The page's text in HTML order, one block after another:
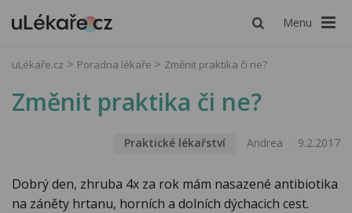
Menu
uLékaře.cz Poradna lékaře Změnit praktika či ne?
Změnit praktika či ne?
Praktické lékařství Andrea 9.2.2017
Dobrý den, zhruba 4x za rok mám nasazené antibiotika
na záněty hrtanu, horních a dolních dýchacich cest.